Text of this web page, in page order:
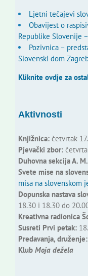
Ljetni tečajevi
Obavijest o
Republike Slovenije
Pozivnica –
Slovenski dom
Kliknite ovdje za
Aktivnosti
Knjižnica:četvrtak
Pjevački zbor:
Duhovna sekcija A.
Svete mise na
misa na slovenskom
Dopunska nastava
18.30 i 18.30 do
Kreativna radionica
Susreti Prvi petak:
Predavanja, druženje:
Klub Moja dežela